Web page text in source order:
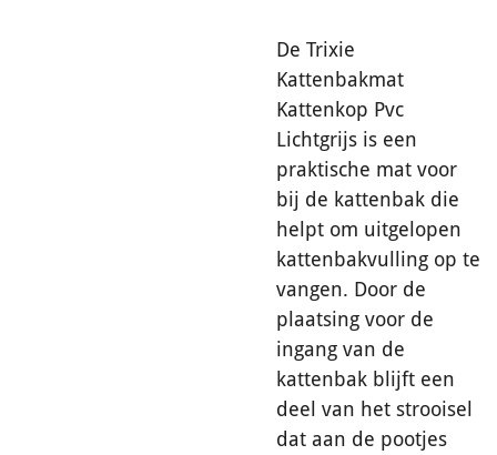
De Trixie
Kattenbakmat
Kattenkop Pvc
Lichtgrijs is een
praktische mat voor
bij de kattenbak die
helpt om uitgelopen
kattenbakvulling op te
vangen. Door de
plaatsing voor de
ingang van de
kattenbak blijft een
deel van het strooisel
dat aan de pootjes